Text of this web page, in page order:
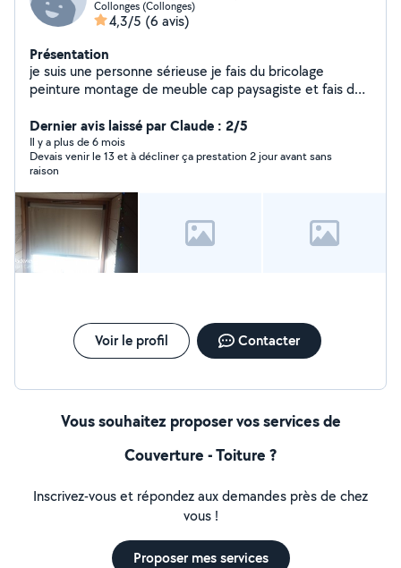
Collonges (Collonges)
4,3/5 (6 avis)
Présentation
je suis une personne sérieuse je fais du bricolage
peinture montage de meuble cap paysagiste et fais de
Dernier avis laissé par Claude : 2/5
Il y a plus de 6 mois
Devais venir le 13 et à décliner ça prestation 2 jour avant sans
raison
Voir le profil Contacter
Vous souhaitez proposer vos services de
Couverture - Toiture ?
Inscrivez-vous et répondez aux demandes près de chez
vous !
Proposer mes services